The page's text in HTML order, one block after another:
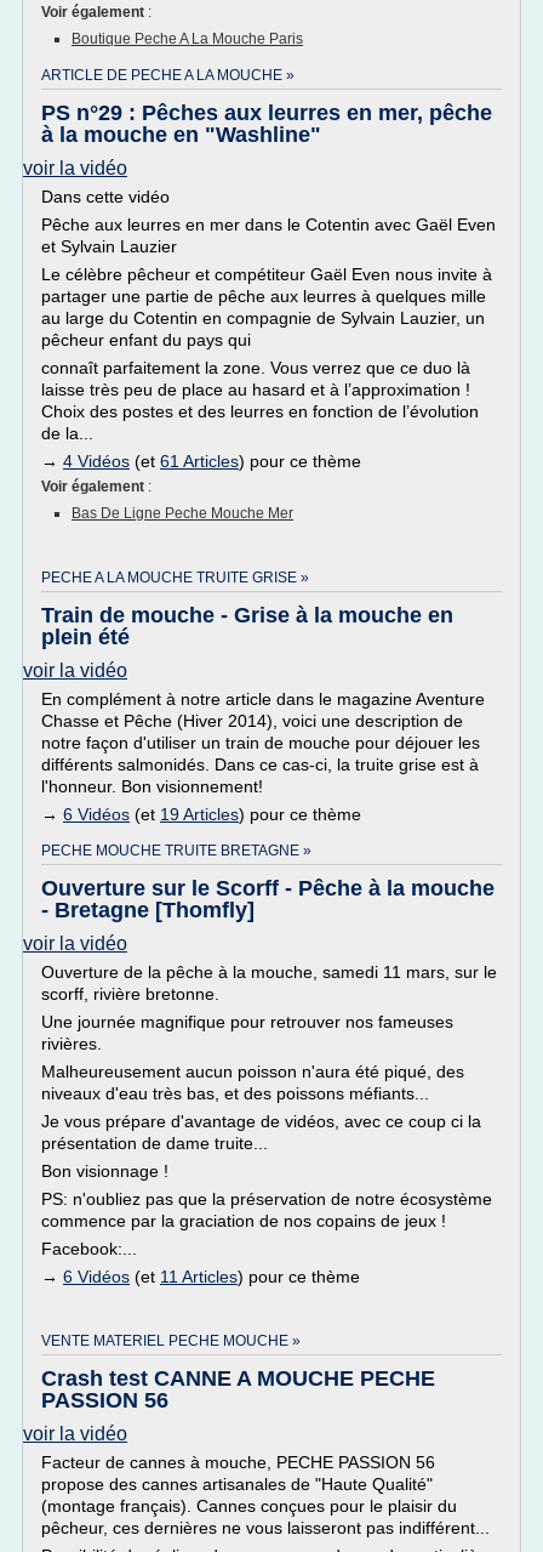
Voir également :
Boutique Peche A La Mouche Paris
ARTICLE DE PECHE A LA MOUCHE »
PS n°29 : Pêches aux leurres en mer, pêche
à la mouche en "Washline"
voir la vidéo
Dans cette vidéo
Pêche aux leurres en mer dans le Cotentin avec Gaël Even
et Sylvain Lauzier
Le célèbre pêcheur et compétiteur Gaël Even nous invite à
partager une partie de pêche aux leurres à quelques mille
au large du Cotentin en compagnie de Sylvain Lauzier, un
pêcheur enfant du pays qui
connaît parfaitement la zone. Vous verrez que ce duo là
laisse très peu de place au hasard et à l’approximation !
Choix des postes et des leurres en fonction de l’évolution
de la...
→ 4 Vidéos (et 61 Articles) pour ce thème
Voir également :
Bas De Ligne Peche Mouche Mer
PECHE A LA MOUCHE TRUITE GRISE »
Train de mouche - Grise à la mouche en
plein été
voir la vidéo
En complément à notre article dans le magazine Aventure
Chasse et Pêche (Hiver 2014), voici une description de
notre façon d'utiliser un train de mouche pour déjouer les
différents salmonidés. Dans ce cas-ci, la truite grise est à
l'honneur. Bon visionnement!
→ 6 Vidéos (et 19 Articles) pour ce thème
PECHE MOUCHE TRUITE BRETAGNE »
Ouverture sur le Scorff - Pêche à la mouche
- Bretagne [Thomfly]
voir la vidéo
Ouverture de la pêche à la mouche, samedi 11 mars, sur le
scorff, rivière bretonne.
Une journée magnifique pour retrouver nos fameuses
rivières.
Malheureusement aucun poisson n'aura été piqué, des
niveaux d'eau très bas, et des poissons méfiants...
Je vous prépare d'avantage de vidéos, avec ce coup ci la
présentation de dame truite...
Bon visionnage !
PS: n'oubliez pas que la préservation de notre écosystème
commence par la graciation de nos copains de jeux !
Facebook:...
→ 6 Vidéos (et 11 Articles) pour ce thème
VENTE MATERIEL PECHE MOUCHE »
Crash test CANNE A MOUCHE PECHE
PASSION 56
voir la vidéo
Facteur de cannes à mouche, PECHE PASSION 56
propose des cannes artisanales de "Haute Qualité"
(montage français). Cannes conçues pour le plaisir du
pêcheur, ces dernières ne vous laisseront pas indifférent...